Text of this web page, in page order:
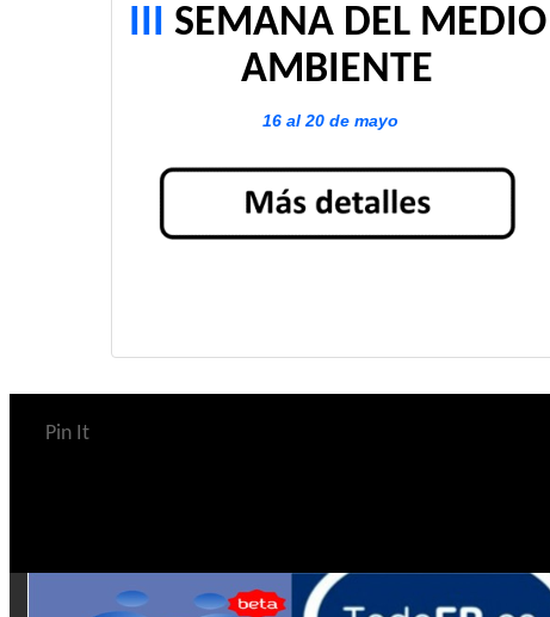
III SEMANA DEL MEDIO
AMBIENTE
16 al 20 de mayo
Pin It